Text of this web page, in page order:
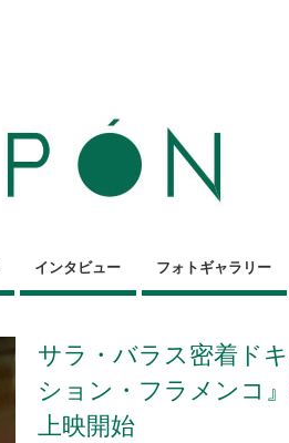
インタビュー フォトギャラリー
サラ・バラス密着ド
ション・フラメンコ
上映開始